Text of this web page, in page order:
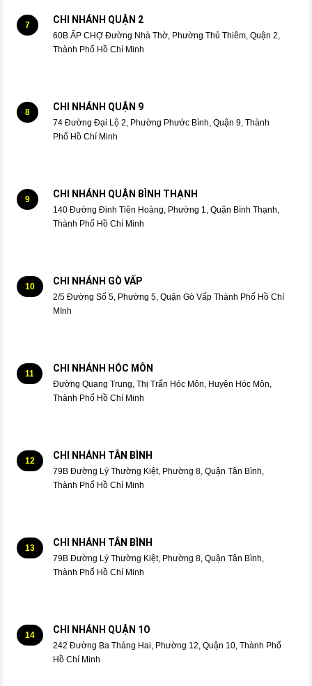
7 CHI NHÁNH QUẬN 2
60B ẤP CHỢ Đường Nhà Thờ, Phường Thủ Thiêm, Quận 2,
Thành Phố Hồ Chí Minh
8 CHI NHÁNH QUẬN 9
74 Đường Đại Lộ 2, Phường Phước Bình, Quận 9, Thành
Phố Hồ Chí Minh
9 CHI NHÁNH QUẬN BÌNH THẠNH
140 Đường Đinh Tiên Hoàng, Phường 1, Quận Bình Thạnh,
Thành Phố Hồ Chí Minh
10 CHI NHÁNH GÒ VẤP
2/5 Đường Số 5, Phường 5, Quận Gò Vấp Thành Phố Hồ Chí
MInh
11 CHI NHÁNH HÓC MÔN
Đường Quang Trung, Thị Trấn Hóc Môn, Huyện Hóc Môn,
Thành Phố Hồ Chí Minh
12 CHI NHÁNH TÂN BÌNH
79B Đường Lý Thường Kiệt, Phường 8, Quận Tân Bình,
Thành Phố Hồ Chí Minh
13 CHI NHÁNH TÂN BÌNH
79B Đường Lý Thường Kiệt, Phường 8, Quận Tân Bình,
Thành Phố Hồ Chí Minh
14 CHI NHÁNH QUẬN 1O
242 Đường Ba Tháng Hai, Phường 12, Quận 10, Thành Phố
Hồ Chí Minh